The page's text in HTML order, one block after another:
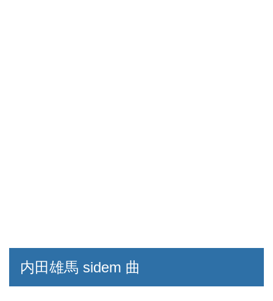
内田雄馬 sidem 曲